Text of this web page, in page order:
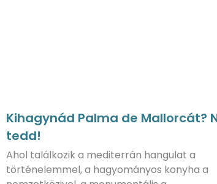
Kihagynád Palma de Mallorcát?
tedd!
Ahol találkozik a mediterrán hangulat a
történelemmel, a hagyományos konyha a